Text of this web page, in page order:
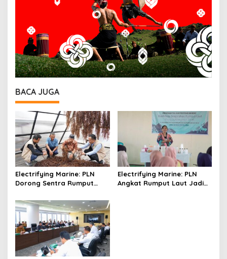
BACA JUGA
Electrifying Marine: PLN
Dorong Sentra Rumput
Pacu Produktivitas Hingga
6 Ton
Electrifying Marine: PLN
Angkat Rumput Laut Jadi